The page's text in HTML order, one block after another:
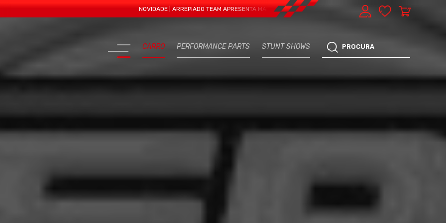
NOVIDADE | ARREPIADO TEAM APRESENTA MAIS UMA VERTENTE - EXPRESS CAR SERVICE, MANUTENÇÃO DO TEU
CARRO PERFORMANCE PARTS STUNT SHOWS